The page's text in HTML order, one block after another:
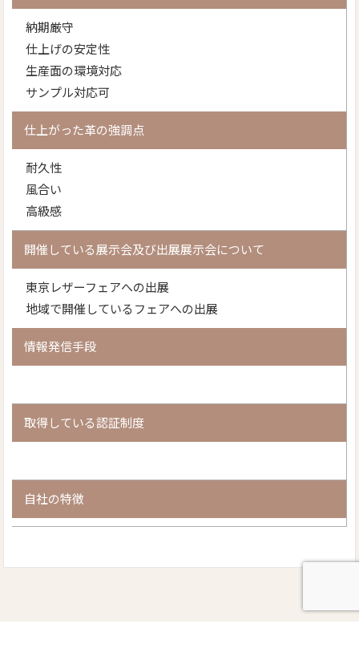
納期厳守
仕上げの安定性
生産面の環境対応
サンプル対応可
仕上がった革の強調点
耐久性
風合い
高級感
開催している展示会及び出展展示会について
東京レザーフェアへの出展
地域で開催しているフェアへの出展
情報発信手段
取得している認証制度
自社の特徴